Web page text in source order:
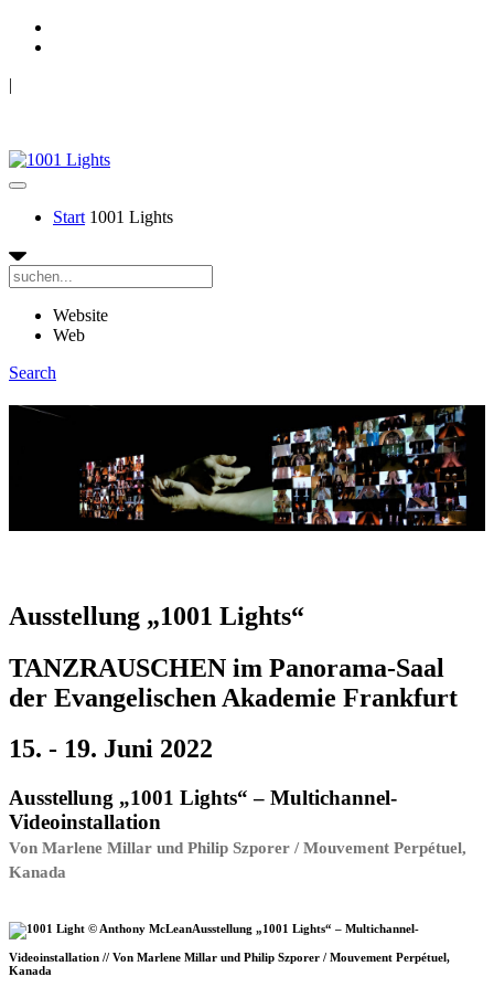
|
Start 1001 Lights
Website
Web
Search
Ausstellung „1001 Lights“
TANZRAUSCHEN im Panorama-Saal
der Evangelischen Akademie Frankfurt
15. - 19. Juni 2022
Ausstellung „1001 Lights“ – Multichannel-
Videoinstallation
Von Marlene Millar und Philip Szporer / Mouvement Perpétuel,
Kanada
Ausstellung „1001 Lights“ – Multichannel-
Videoinstallation // Von Marlene Millar und Philip Szporer / Mouvement Perpétuel,
Kanada